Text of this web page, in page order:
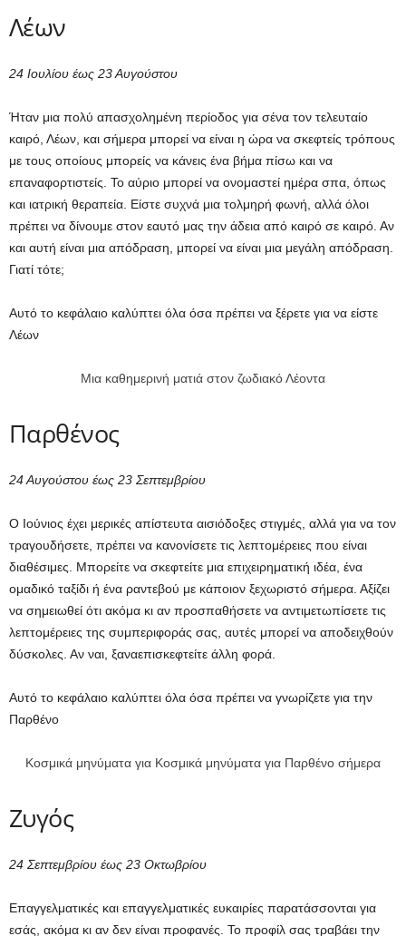
Λέων
24 Ιουλίου έως 23 Αυγούστου
Ήταν μια πολύ απασχολημένη περίοδος για σένα τον τελευταίο
καιρό, Λέων, και σήμερα μπορεί να είναι η ώρα να σκεφτείς τρόπους
με τους οποίους μπορείς να κάνεις ένα βήμα πίσω και να
επαναφορτιστείς. Το αύριο μπορεί να ονομαστεί ημέρα σπα, όπως
και ιατρική θεραπεία. Είστε συχνά μια τολμηρή φωνή, αλλά όλοι
πρέπει να δίνουμε στον εαυτό μας την άδεια από καιρό σε καιρό. Αν
και αυτή είναι μια απόδραση, μπορεί να είναι μια μεγάλη απόδραση.
Γιατί τότε;
Αυτό το κεφάλαιο καλύπτει όλα όσα πρέπει να ξέρετε για να είστε
Λέων
Μια καθημερινή ματιά στον ζωδιακό Λέοντα
Παρθένος
24 Αυγούστου έως 23 Σεπτεμβρίου
Ο Ιούνιος έχει μερικές απίστευτα αισιόδοξες στιγμές, αλλά για να τον
τραγουδήσετε, πρέπει να κανονίσετε τις λεπτομέρειες που είναι
διαθέσιμες. Μπορείτε να σκεφτείτε μια επιχειρηματική ιδέα, ένα
ομαδικό ταξίδι ή ένα ραντεβού με κάποιον ξεχωριστό σήμερα. Αξίζει
να σημειωθεί ότι ακόμα κι αν προσπαθήσετε να αντιμετωπίσετε τις
λεπτομέρειες της συμπεριφοράς σας, αυτές μπορεί να αποδειχθούν
δύσκολες. Αν ναι, ξαναεπισκεφτείτε άλλη φορά.
Αυτό το κεφάλαιο καλύπτει όλα όσα πρέπει να γνωρίζετε για την
Παρθένο
Κοσμικά μηνύματα για Κοσμικά μηνύματα για Παρθένο σήμερα
Ζυγός
24 Σεπτεμβρίου έως 23 Οκτωβρίου
Επαγγελματικές και επαγγελματικές ευκαιρίες παρατάσσονται για
εσάς, ακόμα κι αν δεν είναι προφανές. Το προφίλ σας τραβάει την